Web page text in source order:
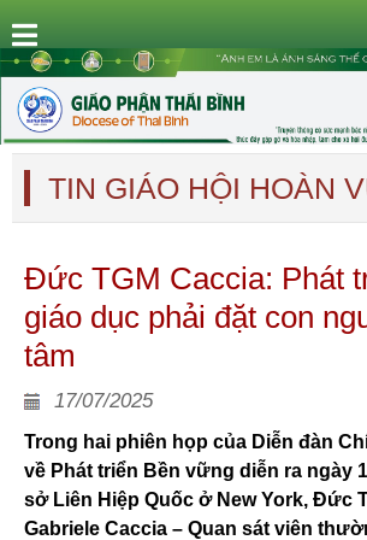
TIN GIÁO HỘI HOÀN
Đức TGM Caccia: Phát
giáo dục phải đặt con
tâm
17/07/2025
Trong hai phiên họp của Diễn đàn
về Phát triển Bền vững diễn ra ngày
sở Liên Hiệp Quốc ở New York, Đức
Gabriele Caccia – Quan sát viên